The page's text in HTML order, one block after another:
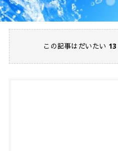
この記事はだいたい 13